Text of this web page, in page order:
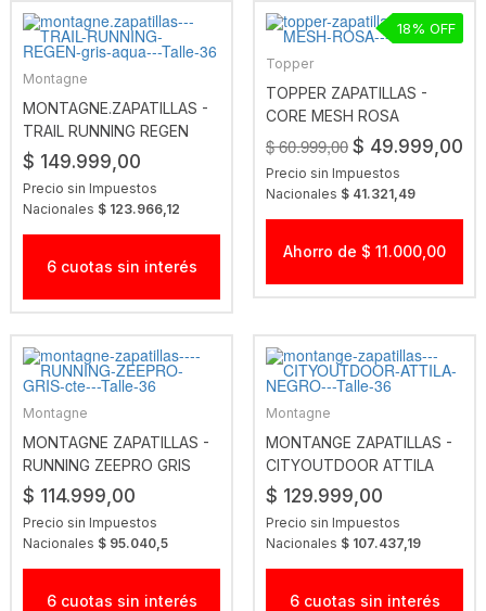
Montagne
MONTAGNE.ZAPATILLAS -
TRAIL RUNNING REGEN
GRIS-AQUA
$ 149.999,00
Precio sin Impuestos
Nacionales $ 123.966,12
6 cuotas sin interés
Topper
TOPPER ZAPATILLAS -
CORE MESH ROSA
$ 60.999,00 $ 49.999,00
Precio sin Impuestos
Nacionales $ 41.321,49
18
Ahorro de $ 11.000,00
Montagne
MONTAGNE ZAPATILLAS -
RUNNING ZEEPRO GRIS
CTE
$ 114.999,00
Precio sin Impuestos
Nacionales $ 95.040,5
6 cuotas sin interés
Montagne
MONTANGE ZAPATILLAS -
CITYOUTDOOR ATTILA
NEGRO
$ 129.999,00
Precio sin Impuestos
Nacionales $ 107.437,19
6 cuotas sin interés